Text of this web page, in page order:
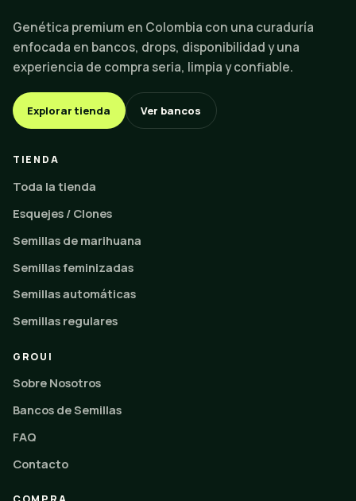
Genética premium en Colombia con una curaduría
enfocada en bancos, drops, disponibilidad y una
experiencia de compra seria, limpia y confiable.
Explorar tienda Ver bancos
TIENDA
Toda la tienda
Esquejes / Clones
Semillas de marihuana
Semillas feminizadas
Semillas automáticas
Semillas regulares
GROUI
Sobre Nosotros
Bancos de Semillas
FAQ
Contacto